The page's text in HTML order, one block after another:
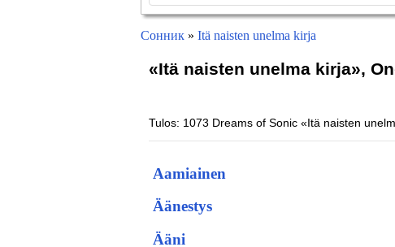
Сонник» Itä naisten unelma kirja
«Itä naisten unelma kirja»,
Tulos: 1073 Dreams of Sonic «Itä naisten
Aamiainen
Äänestys
Ääni